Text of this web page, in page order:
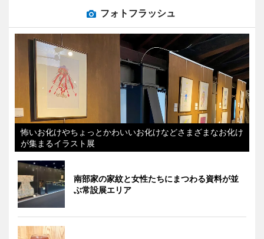
フォトフラッシュ
怖いお化けやちょっとかわいいお化けなどさまざまなお化け
が集まるイラスト展
南部家の家紋と女性たちにまつわる資料が並
ぶ常設展エリア